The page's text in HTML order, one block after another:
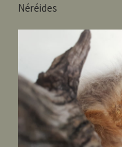
Néréides